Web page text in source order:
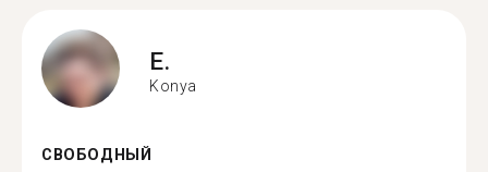
E.
Konya
СВОБОДНЫЙ